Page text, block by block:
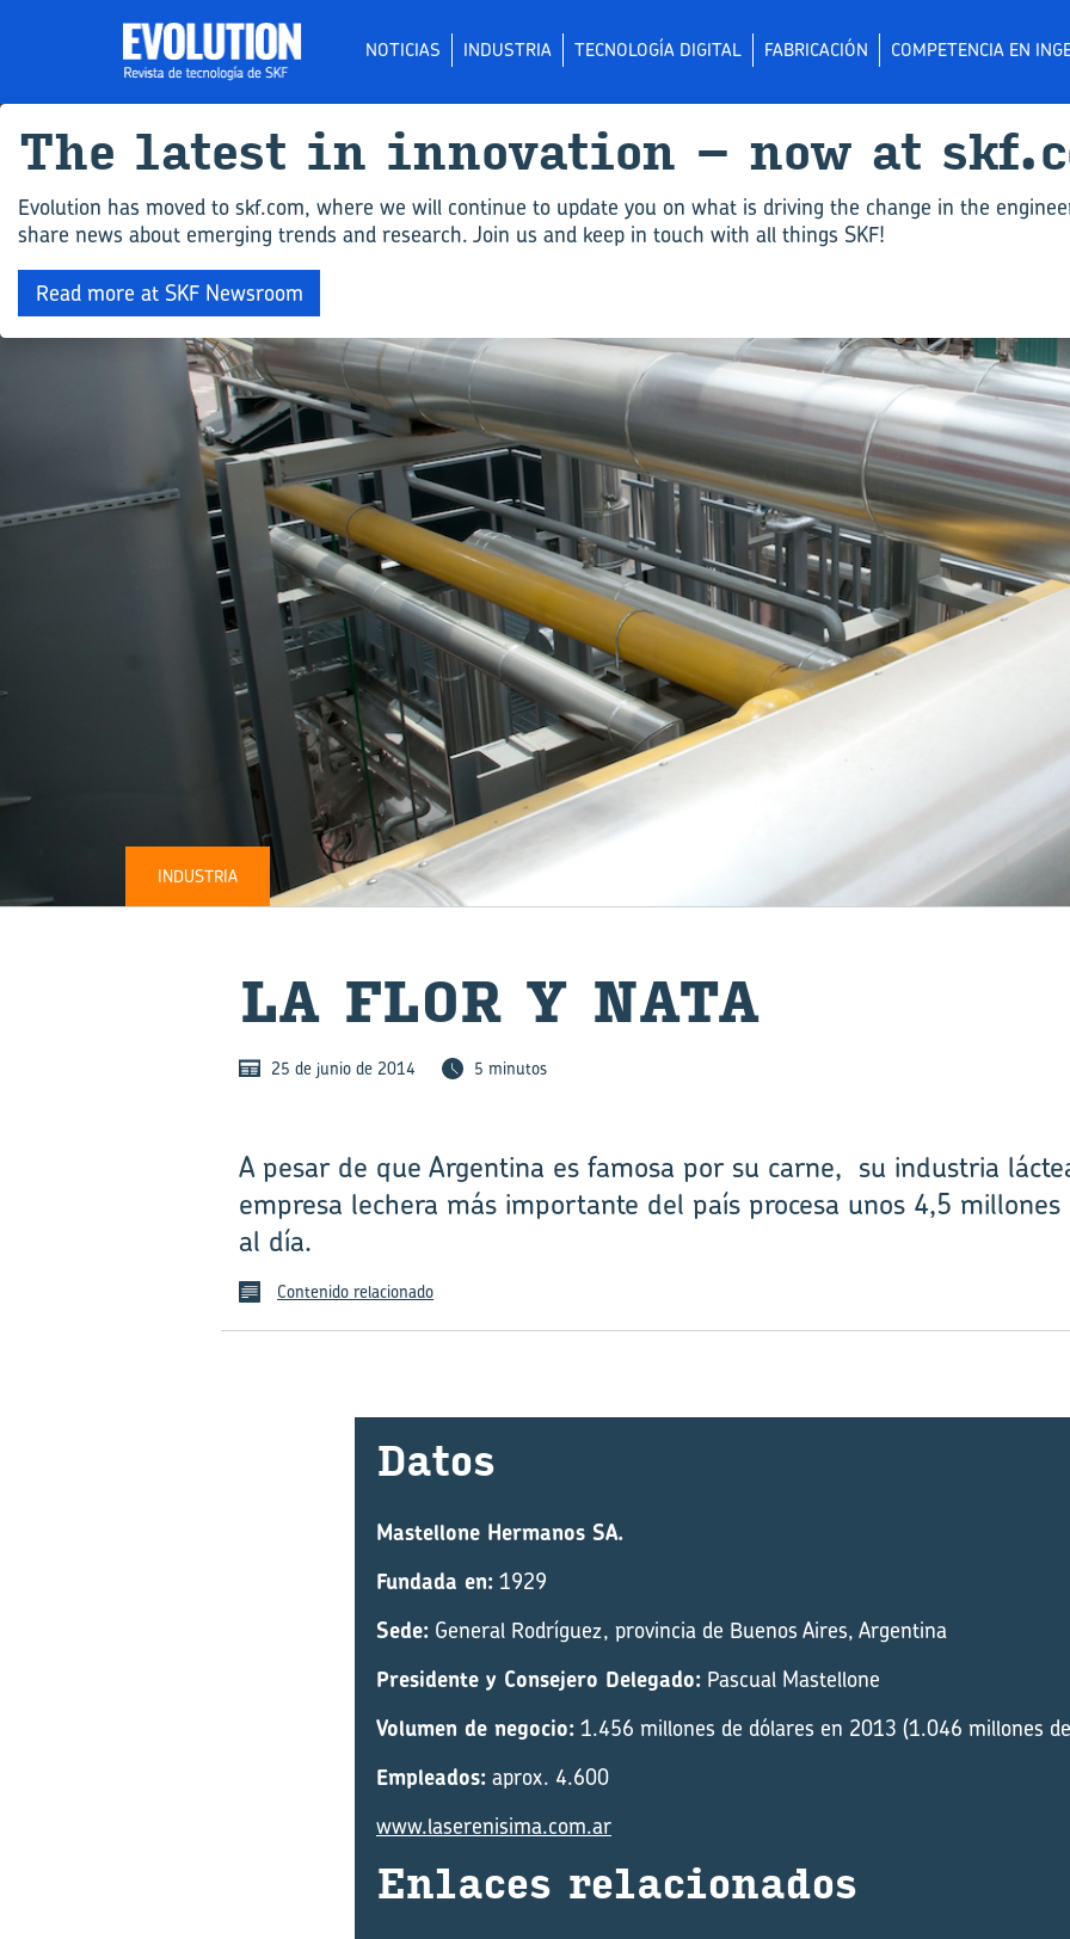
NOTICIAS INDUSTRIA TECNOLOGÍA DIGITAL FABRICACIÓN COMPETENCIA EN
INDUSTRIA
LA FLOR Y NATA
25 de junio de 2014 5 minutos
A pesar de que Argentina es famosa por su carne, su industria
empresa lechera más importante del país procesa unos 4,5
al día.
Contenido relacionado
Datos
Mastellone Hermanos SA.
Fundada en: 1929
Sede: General Rodríguez, provincia de Buenos Aires, Argentina
Presidente y Consejero Delegado: Pascual Mastellone
Volumen de negocio: 1.456 millones de dólares en 2013 (1.046 millones
Empleados: aprox. 4.600
www.laserenisima.com.ar
En­la­ces re­la­cio­na­dos
The la­test in in­no­va­tion – now at
Evolution has moved to skf.com, where we will continue to update you on what is driving the change in the
share news about emerging trends and research. Join us and keep in touch with all things SKF!
Read more at SKF Newsroom